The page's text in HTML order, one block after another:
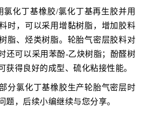
氯化丁基橡胶/氯化丁基再生胶并用
时，可以采用增黏树脂，增加胶料
脂、烃类树脂。轮胎气密层胶料对
还可以采用苯酚-乙炔树脂；酚醛树
获得良好的成型、硫化粘接性能。
分氯化丁基橡胶生产轮胎气密层时
题，后续小编继续与您分享。